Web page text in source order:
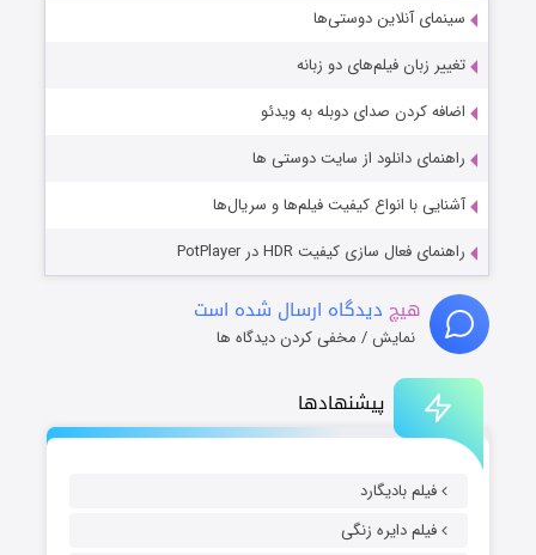
پیشنهادها
فیلم بادیگارد
فیلم دایره زنگی
سینمای آنلاین دوستی‌ها
تغییر زبان فیلم‌های دو زبانه
اضافه کردن صدای دوبله به ویدئو
راهنمای دانلود از سایت دوستی ها
آشنایی با انواع کیفیت فیلم‌ها و سریال‌ها
راهنمای فعال سازی کیفیت HDR در PotPlayer
هیچ دیدگاه ارسال شده است
نمایش / مخفی کردن دیدگاه ها